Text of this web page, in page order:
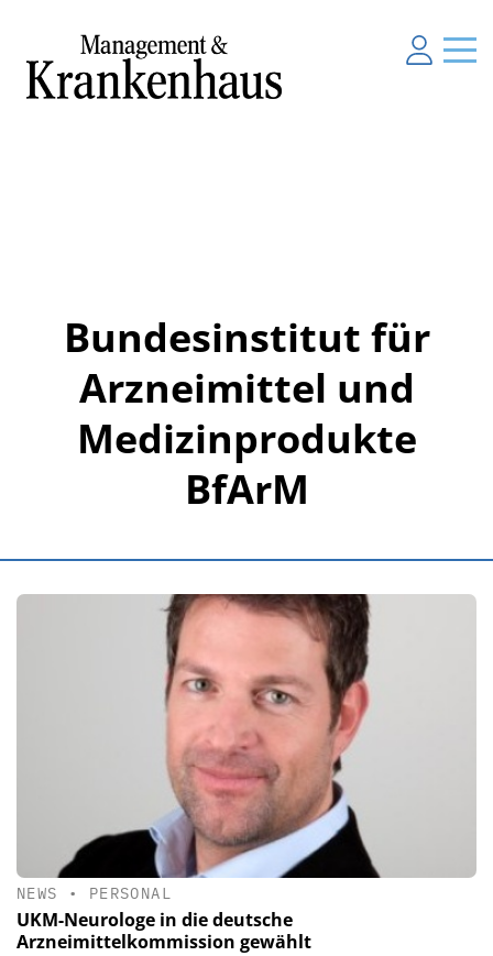
Bundesinstitut für
Arzneimittel und
Medizinprodukte
BfArM
NEWS • PERSONAL
UKM-Neurologe in die deutsche
Arzneimittelkommission gewählt